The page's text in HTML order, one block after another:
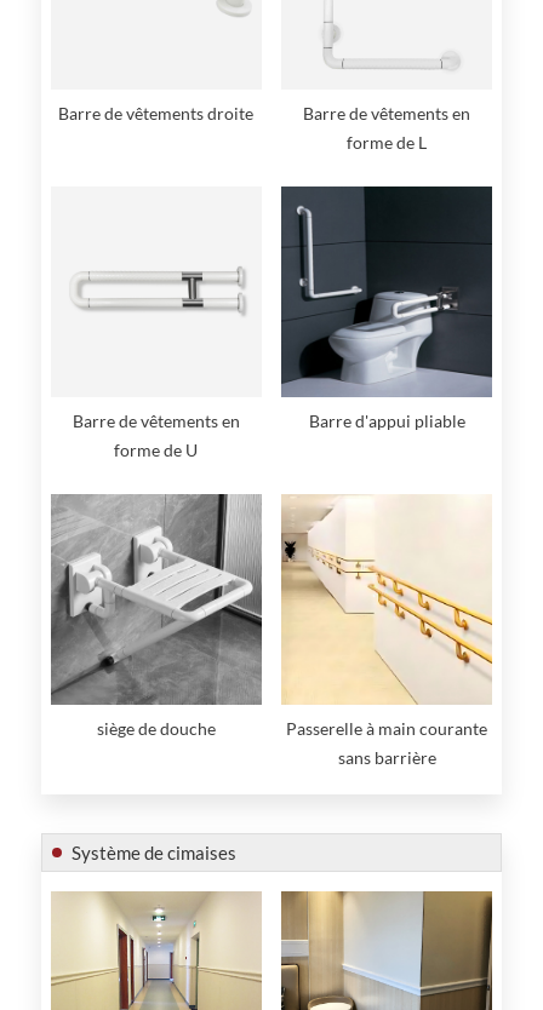
Barre de vêtements droite
Barre de vêtements en
forme de L
Barre de vêtements en
forme de U
Barre d'appui pliable
siège de douche
Passerelle à main courante
sans barrière
Système de cimaises